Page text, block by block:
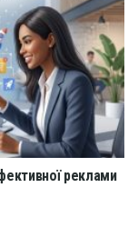
реклами